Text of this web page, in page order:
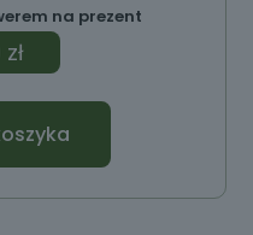
na prezent
zł